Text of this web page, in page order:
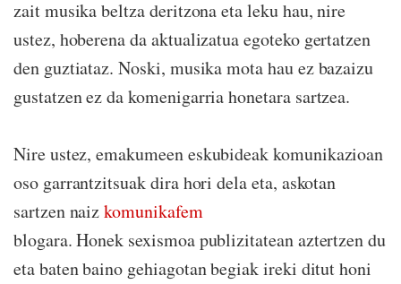
zait musika beltza deritzona eta leku hau, nire
ustez, hoberena da aktualizatua egoteko gertatzen
den guztiataz. Noski, musika mota hau ez bazaizu
gustatzen ez da komenigarria honetara sartzea.
Nire ustez, emakumeen eskubideak komunikazioan
oso garrantzitsuak dira hori dela eta, askotan
sartzen naizkomunikafem
blogara. Honek sexismoa publizitatean aztertzen du
eta baten baino gehiagotan begiak ireki ditut honi